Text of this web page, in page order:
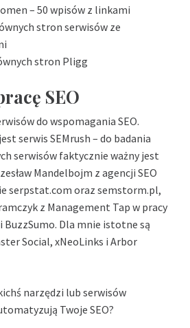
– 50 wpisów z linkami
stron serwisów ze
stron Pligg
SEO
do wspomagania SEO.
serwis SEMrush – do badania
serwisów faktycznie ważny jest
Mandelbojm z agencji SEO
serpstat.com oraz semstorm.pl,
z Management Tap w pracy
Dla mnie istotne są
Social, xNeoLinks i Arbor
narzędzi lub serwisów
Twoje SEO?